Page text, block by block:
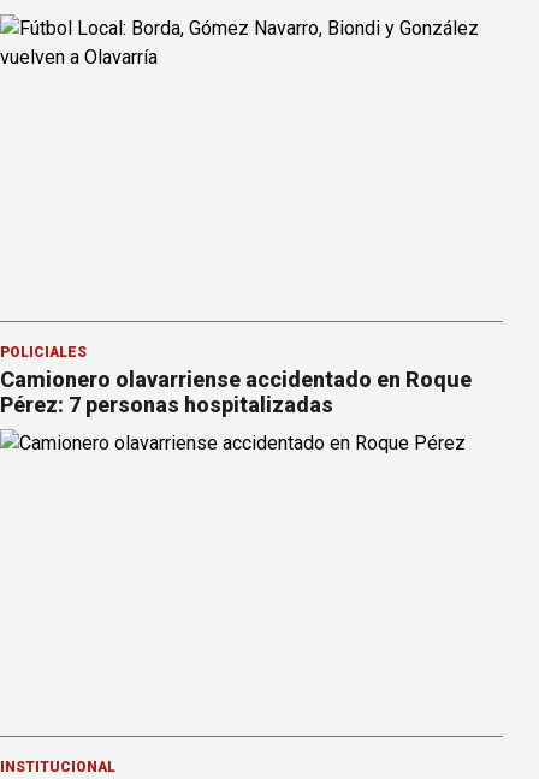
POLICIALES
Camionero olavarriense accidentado en Roque
Pérez: 7 personas hospitalizadas
INSTITUCIONAL